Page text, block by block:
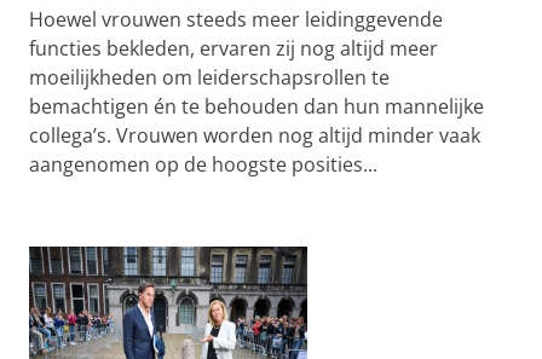
Hoewel vrouwen steeds meer leidinggevende
functies bekleden, ervaren zij nog altijd meer
moeilijkheden om leiderschapsrollen te
bemachtigen én te behouden dan hun mannelijke
collega’s. Vrouwen worden nog altijd minder vaak
aangenomen op de hoogste posities...